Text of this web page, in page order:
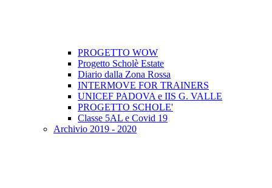
PROGETTO WOW
Progetto Scholè Estate
Diario dalla Zona Rossa
INTERMOVE FOR TRAINERS
UNICEF PADOVA e IIS G. VALLE
PROGETTO SCHOLE'
Classe 5AL e Covid 19
Archivio 2019 - 2020